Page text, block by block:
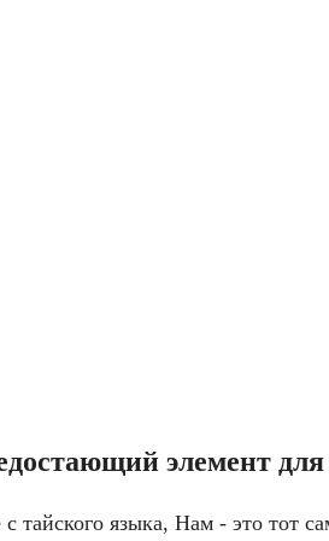
элемент для
с тайского языка, Нам - это тот